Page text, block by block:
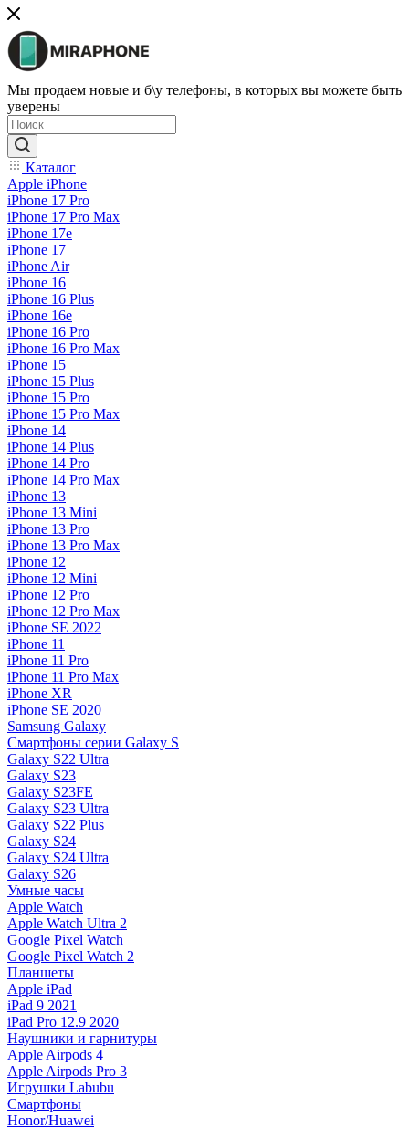
Мы продаем новые и б\у телефоны, в которых вы можете быть
уверены
Каталог
Apple iPhone
iPhone 17 Pro
iPhone 17 Pro Max
iPhone 17e
iPhone 17
iPhone Air
iPhone 16
iPhone 16 Plus
iPhone 16e
iPhone 16 Pro
iPhone 16 Pro Max
iPhone 15
iPhone 15 Plus
iPhone 15 Pro
iPhone 15 Pro Max
iPhone 14
iPhone 14 Plus
iPhone 14 Pro
iPhone 14 Pro Max
iPhone 13
iPhone 13 Mini
iPhone 13 Pro
iPhone 13 Pro Max
iPhone 12
iPhone 12 Mini
iPhone 12 Pro
iPhone 12 Pro Max
iPhone SE 2022
iPhone 11
iPhone 11 Pro
iPhone 11 Pro Max
iPhone XR
iPhone SE 2020
Samsung Galaxy
Смартфоны серии Galaxy S
Galaxy S22 Ultra
Galaxy S23
Galaxy S23FE
Galaxy S23 Ultra
Galaxy S22 Plus
Galaxy S24
Galaxy S24 Ultra
Galaxy S26
Умные часы
Apple Watch
Apple Watch Ultra 2
Google Pixel Watch
Google Pixel Watch 2
Планшеты
Apple iPad
iPad 9 2021
iPad Pro 12.9 2020
Наушники и гарнитуры
Apple Airpods 4
Apple Airpods Pro 3
Игрушки Labubu
Смартфоны
Honor/Huawei